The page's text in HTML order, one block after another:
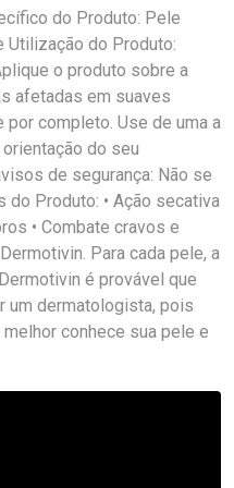
do Produto: Pele
Utilização do Produto:
o produto sobre a
afetadas em suaves
por completo. Use de uma a
do seu
de segurança: Não se
Produto: • Ação secativa
• Combate cravos e
Para cada pele, a
é provável que
um dermatologista, pois
conhece sua pele e